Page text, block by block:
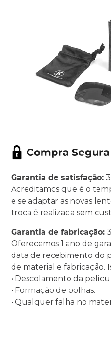
Garantia de satisfação:
Acreditamos que é o
e se adaptar as novas
troca é realizada sem
Garantia de fabricação:
Oferecemos 1 ano de
data de recebimento do
de material e fabricação.
• Descolamento da
• Formação de bolhas.
• Qualquer falha no